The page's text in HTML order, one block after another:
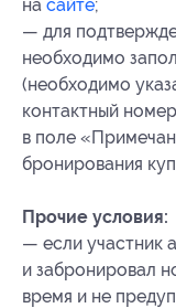
на сайте;
— для
необходимо
(необходимо
контактный
в поле
бронирования
Прочие условия:
— если участник
и забронировал
время и не